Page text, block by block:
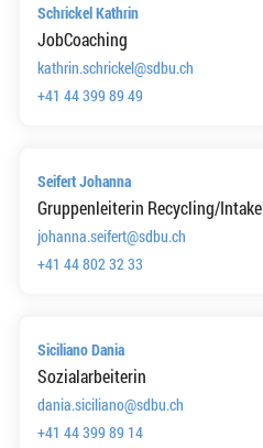
Schrickel Kathrin
JobCoaching
kathrin.schrickel@sdbu.ch
+41 44 399 89 49
Seifert Johanna
Gruppenleiterin Recycling/Intake
johanna.seifert@sdbu.ch
+41 44 802 32 33
Siciliano Dania
Sozialarbeiterin
dania.siciliano@sdbu.ch
+41 44 399 89 14